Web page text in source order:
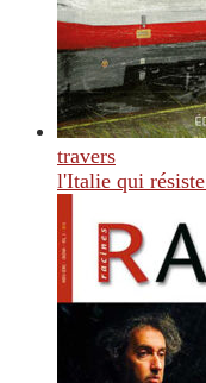
travers
l'Italie qui résiste